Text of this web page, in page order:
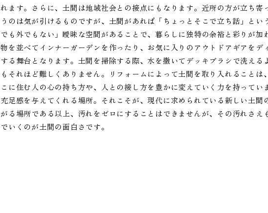
れます。さらに、土間は地域社会との接点にもなります。近所の方が立ち寄
うのは気が引けるものですが、土間があれば「ちょっとそこで立ち話」と
でも外でもない」曖昧な空間があることで、暮らしに独特の余裕と彩りが
物を並べてインナーガーデンを作ったり、お気に入りのアウトドアギアを
する舞台となります。土間を掃除する際、水を撒いてデッキブラシで洗え
もそれほど難しくありません。リフォームによって土間を取り入れること
こに住む人の心の持ち方や、人との接し方を豊かに変えていく力を持って
充足感を与えてくれる場所。それこそが、現代に求められている新しい土間
がる場所である以上、汚れをゼロにすることはできませんが、その汚れさえ
でいくのが土間の面白さです。